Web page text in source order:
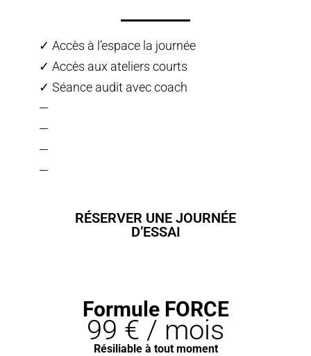
✓ Accès à l’espace la journée
✓ Accès aux ateliers courts
✓ Séance audit avec coach
—
—
—
—
RÉSERVER UNE JOURNÉE
D’ESSAI
Formule FORCE
99 € / mois
Résiliable à tout moment